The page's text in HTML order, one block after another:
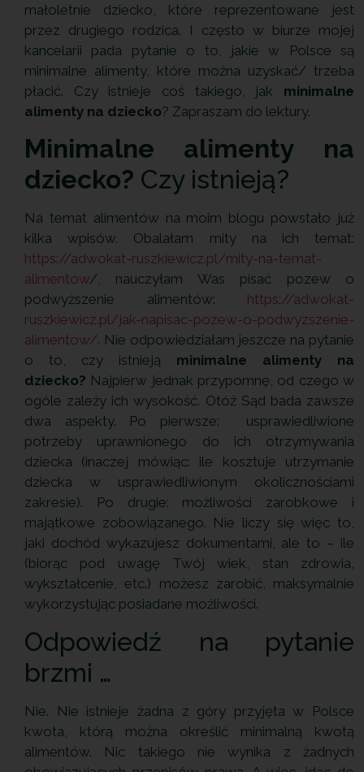
małoletnie dziecko, które reprezentowane jest
przez drugiego rodzica. I często w biurze mojej
kancelarii pada pytanie o to, jakie w Polsce są
minimalne alimenty, które można uzyskać/ trzeba
płacić. Czy istnieje coś takiego, jak minimalne
alimenty na dziecko? Zapraszam do lektury.
Minimalne alimenty na
dziecko? Czy istnieją?
Na temat alimentów na moim blogu powstało już
kilka wpisów. Obalałam mity na ich temat:
https://adwokat-ruszkiewicz.pl/mity-na-temat-
alimentow/, nauczyłam Was pisać pozew o
podwyższenie alimentów: https://adwokat-
ruszkiewicz.pl/jak-napisac-pozew-o-podwyzszenie-
alimentow/. Nie odpowiedziałam jeszcze na pytanie
o to, czy istnieją minimalne alimenty na
dziecko? Najpierw jednak przypomnę, od czego w
ogóle zależy ich wysokość. Otóż Sąd bada zawsze
dwa aspekty. Po pierwsze: usprawiedliwione
potrzeby uprawnionego do ich otrzymywania
dziecka (inaczej mówiąc: ile kosztuje utrzymanie
dziecka w usprawiedliwionym okolicznościami
zakresie). Po drugie: możliwości zarobkowe i
majątkowe zobowiązanego. Nie liczy się więc to,
jaki dochód wykazujesz dokumentami, ale to – ile
(biorąc pod uwagę Twój wiek, stan zdrowia,
wykształcenie, etc.) możesz zarobić, maksymalnie
wykorzystując posiadane możliwości.
Odpowiedź na pytanie
brzmi …
Nie. Nie istnieje żadna z góry przyjęta w Polsce
kwota, którą można określić minimalną kwotą
alimentów. Nic takiego nie wynika z żadnych